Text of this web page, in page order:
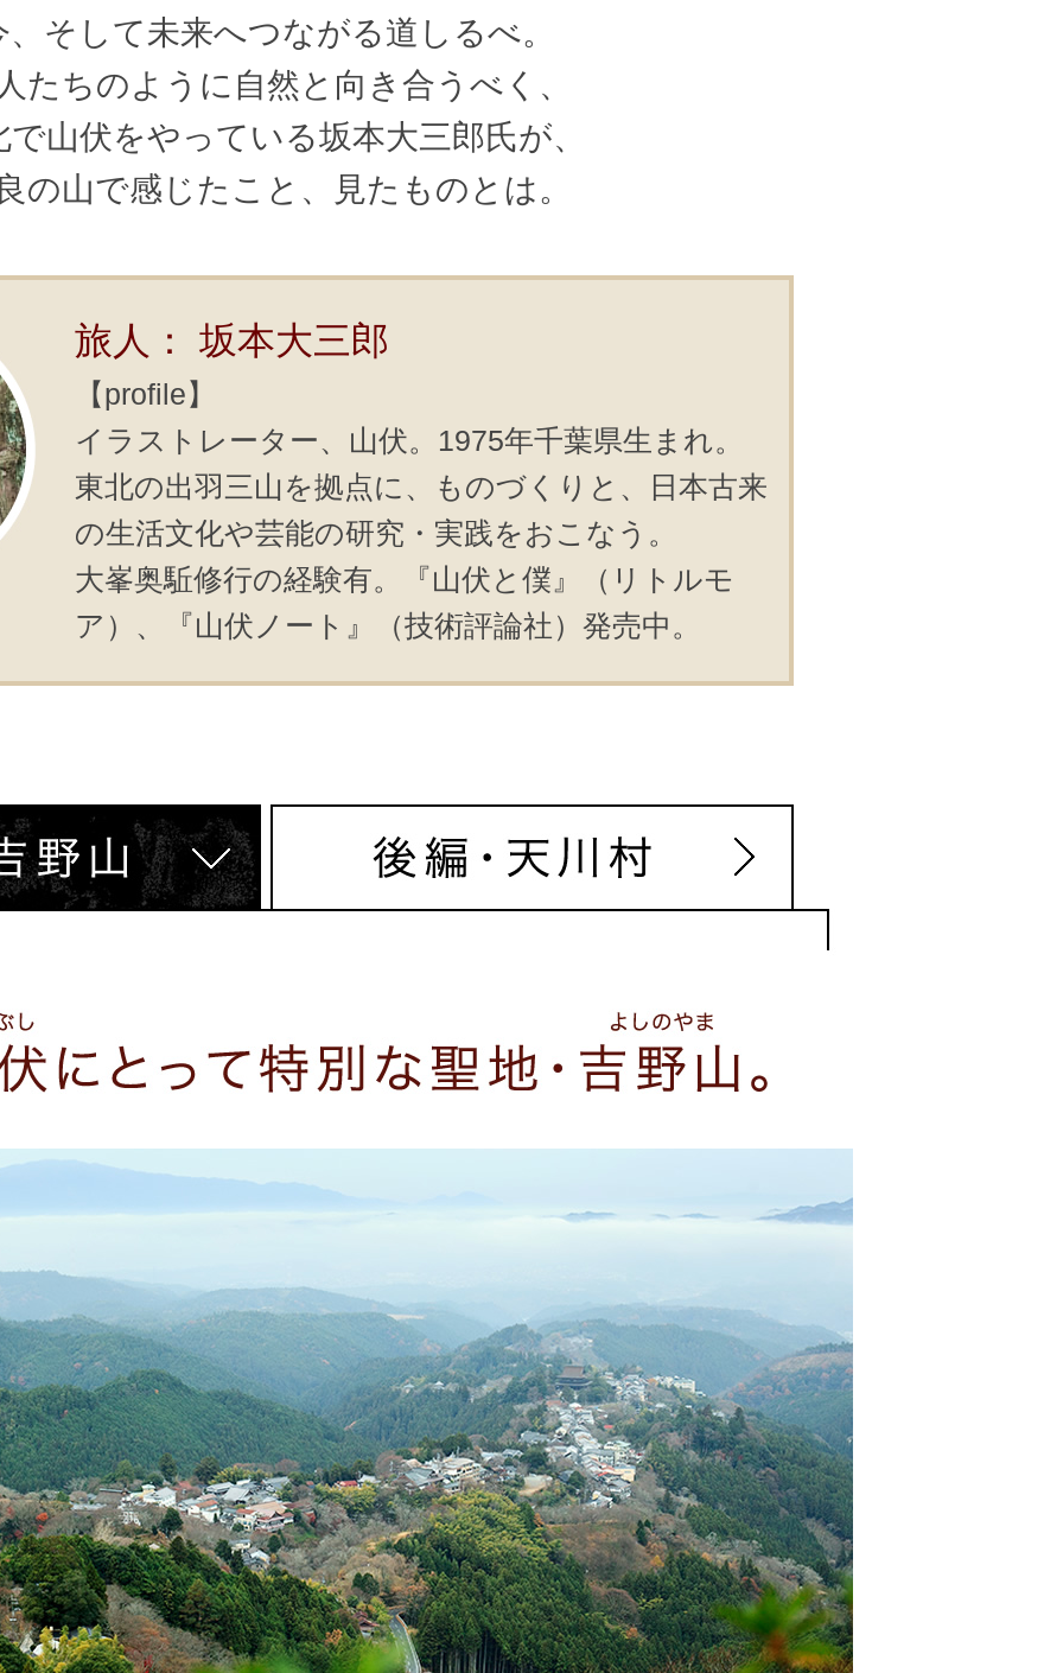
、そして未来へつながる道しるべ。
たちのように自然と向き合うべく、
で山伏をやっている坂本大三郎氏が、
の山で感じたこと、見たものとは。
旅人： 坂本大三郎
【profile】
イラストレーター、山伏。1975年千葉県生まれ。
東北の出羽三山を拠点に、ものづくりと、日本古来
の生活文化や芸能の研究・実践をおこなう。
大峯奥駈修行の経験有。『山伏と僕』（リトルモ
ア）、『山伏ノート』（技術評論社）発売中。